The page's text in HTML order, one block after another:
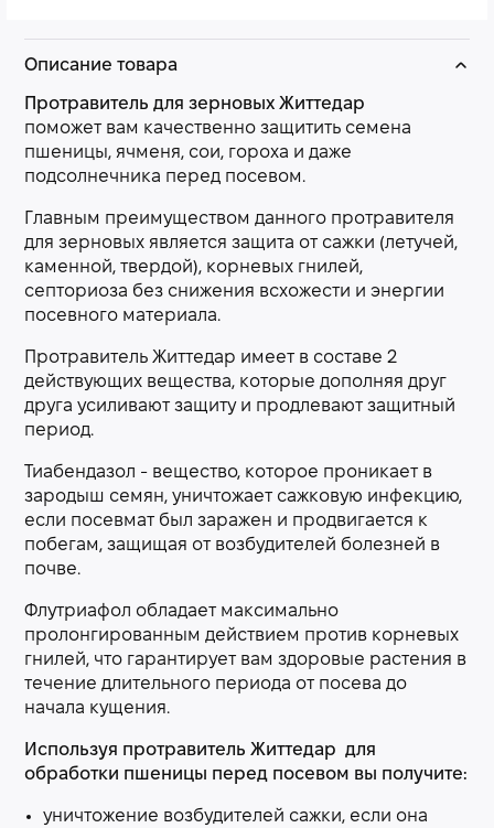
Описание товара
Протравитель для зерновых Життедар
поможет вам качественно защитить семена
пшеницы, ячменя, сои, гороха и даже
подсолнечника перед посевом.
Главным преимуществом данного протравителя
для зерновых является защита от сажки (летучей,
каменной, твердой), корневых гнилей,
септориоза без снижения всхожести и энергии
посевного материала.
Протравитель Життедар имеет в составе 2
действующих вещества, которые дополняя друг
друга усиливают защиту и продлевают защитный
период.
Тиабендазол - вещество, которое проникает в
зародыш семян, уничтожает сажковую инфекцию,
если посевмат был заражен и продвигается к
побегам, защищая от возбудителей болезней в
почве.
Флутриафол обладает максимально
пролонгированным действием против корневых
гнилей, что гарантирует вам здоровые растения в
течение длительного периода от посева до
начала кущения.
Используя протравитель Життедар для
обработки пшеницы перед посевом вы получите:
уничтожение возбудителей сажки, если она